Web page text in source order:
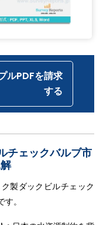
ルPDFを請求
する
チェックバルブ市
製ダックビルチェック
。